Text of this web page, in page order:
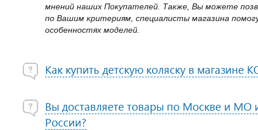
мнений наших Покупателей. Также, Вы можете
по Вашим критериям, специалисты магазина
особенностях моделей.
Как купить детскую коляску в магазине
Вы доставляете товары по Москве и МО
России?